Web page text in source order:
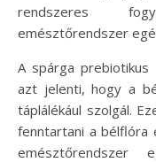
rendszeres
emésztőrendszer
A spárga prebiotikus
azt jelenti, hogy a
táplálékául szolgál.
fenntartani a bélflóra
emésztőrendszer